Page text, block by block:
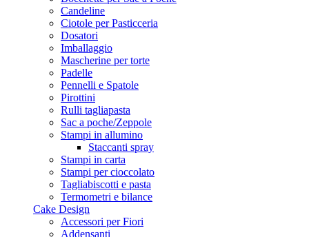
Candeline
Ciotole per Pasticceria
Dosatori
Imballaggio
Mascherine per torte
Padelle
Pennelli e Spatole
Pirottini
Rulli tagliapasta
Sac a poche/Zeppole
Stampi in allumino
Staccanti spray
Stampi in carta
Stampi per cioccolato
Tagliabiscotti e pasta
Termometri e bilance
Cake Design
Accessori per Fiori
Addensanti